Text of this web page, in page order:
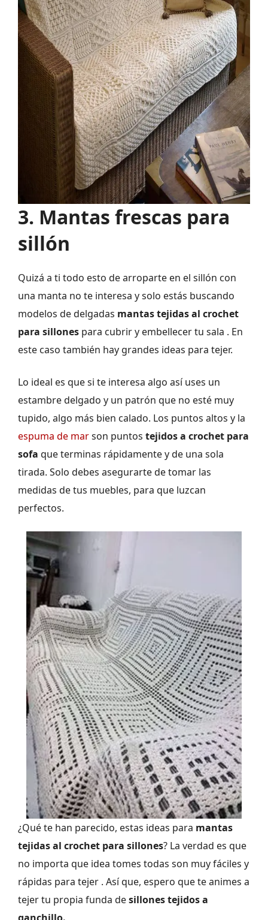
3. Mantas frescas para
sillón
Quizá a ti todo esto de arroparte en el sillón con
una manta no te interesa y solo estás buscando
modelos de delgadas mantas tejidas al crochet
para sillones para cubrir y embellecer tu sala . En
este caso también hay grandes ideas para tejer.
Lo ideal es que si te interesa algo así uses un
estambre delgado y un patrón que no esté muy
tupido, algo más bien calado. Los puntos altos y la
espuma de marson puntos tejidos a crochet para
sofa que terminas rápidamente y de una sola
tirada. Solo debes asegurarte de tomar las
medidas de tus muebles, para que luzcan
perfectos.
¿Qué te han parecido, estas ideas para mantas
tejidas al crochet para sillones? La verdad es que
no importa que idea tomes todas son muy fáciles y
rápidas para tejer . Así que, espero que te animes a
tejer tu propia funda desillones tejidos a